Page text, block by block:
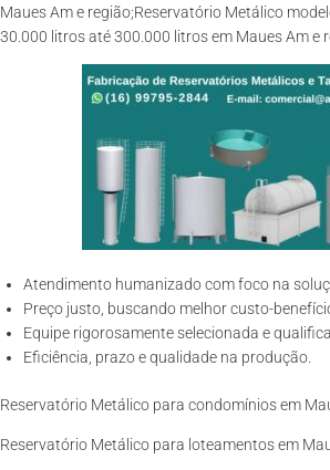
Maues Am e região;Reservatório Metálico
30.000 litros até 300.000 litros em Maues Am e
Atendimento humanizado com foco na
Preço justo, buscando melhor custo-
Equipe rigorosamente selecionada e
Eficiência, prazo e qualidade na produção.
Reservatório Metálico para condomínios em
Reservatório Metálico para loteamentos em